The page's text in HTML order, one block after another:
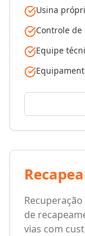
Usina
Controle
Equipe
de
vias com